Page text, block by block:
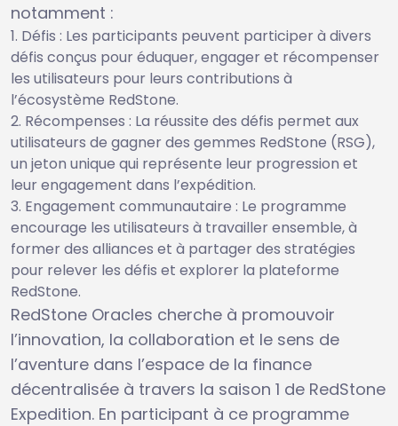
notamment :
Défis : Les participants peuvent participer à divers
défis conçus pour éduquer, engager et récompenser
les utilisateurs pour leurs contributions à
l’écosystème RedStone.
Récompenses : La réussite des défis permet aux
utilisateurs de gagner des gemmes RedStone (RSG),
un jeton unique qui représente leur progression et
leur engagement dans l’expédition.
Engagement communautaire : Le programme
encourage les utilisateurs à travailler ensemble, à
former des alliances et à partager des stratégies
pour relever les défis et explorer la plateforme
RedStone.
RedStone Oracles cherche à promouvoir
l’innovation, la collaboration et le sens de
l’aventure dans l’espace de la finance
décentralisée à travers la saison 1 de RedStone
Expedition. En participant à ce programme